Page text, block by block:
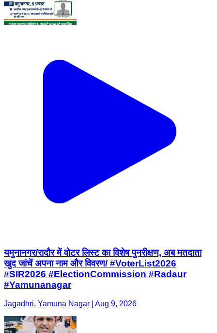
यमुनानगर/रादौर में वोटर लिस्ट का विशेष पुनरीक्षण, अब मतदाता
खुद जांचें अपना नाम और विवरण/ #VoterList2026
#SIR2026 #ElectionCommission #Radaur
#Yamunanagar
Jagadhri, Yamuna Nagar | Aug 9, 2026